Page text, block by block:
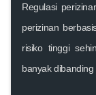
Regulasi
perizinan
risiko tinggi
banyak dibanding